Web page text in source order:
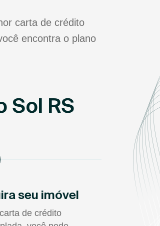
carta de crédito
encontra o plano
Sol RS
seu imóvel
de crédito